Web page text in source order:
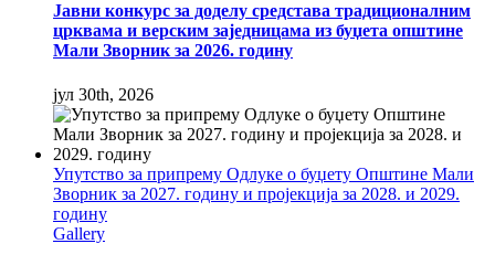
Јавни конкурс за доделу средстава традиционалним
црквама и верским заједницама из буџета општине
Мали Зворник за 2026. годину
јул 30th, 2026
Упутство за припрему Одлуке о буџету Општине Мали
Зворник за 2027. годину и пројекција за 2028. и 2029.
годину
Gallery